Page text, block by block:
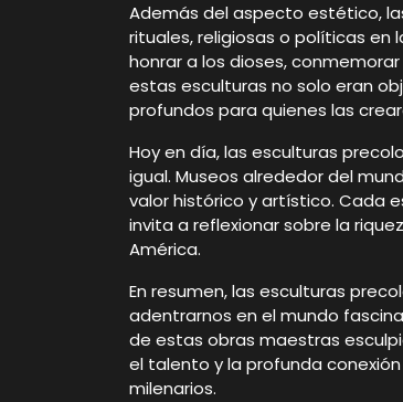
Además del aspecto estético,
rituales, religiosas o políticas en
honrar a los dioses,
estas esculturas no solo eran
profundos para quienes las
Hoy en día, las esculturas
igual. Museos alrededor del
valor histórico y artístico. Cada
invita a reflexionar sobre la
América.
En resumen, las esculturas
adentrarnos en el mundo
de estas obras maestras
el talento y la profunda
milenarios.